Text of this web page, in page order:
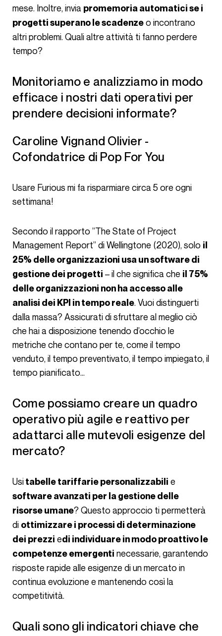
mese. Inoltre, invia promemoria automatici se i
progetti superano le scadenzeo incontrano
altri problemi. Quali altre attività ti fanno perdere
tempo?
Monitoriamo e analizziamo in modo
efficace i nostri dati operativi per
prendere decisioni informate?
Caroline Vignand Olivier -
Cofondatrice di Pop For You
Usare Furious mi fa risparmiare circa 5 ore ogni
settimana!
Secondo il rapporto ”The State of Project
Management Report” di Wellingtone (2020), solo il
25% delle organizzazioni usa un software di
gestione dei progetti – il che significa che il 75%
delle organizzazioni non ha accesso alle
analisi dei KPI in tempo reale. Vuoi distinguerti
dalla massa? Assicurati di sfruttare al meglio ciò
che hai a disposizione tenendo d’occhio le
metriche che contano per te, come il tempo
venduto, il tempo preventivato, il tempo impiegato, il
tempo pianificato…
Come possiamo creare un quadro
operativo più agile e reattivo per
adattarci alle mutevoli esigenze del
mercato?
Usitabelle tariffarie personalizzabili e
software avanzati per la gestione delle
risorse umane? Questo approccio ti permetterà
di ottimizzare i processi di determinazione
dei prezzi edi individuare in modo proattivo le
competenze emergenti necessarie, garantendo
risposte rapide alle esigenze di un mercato in
continua evoluzione e mantenendo così la
competitività.
Quali sono gli indicatori chiave che